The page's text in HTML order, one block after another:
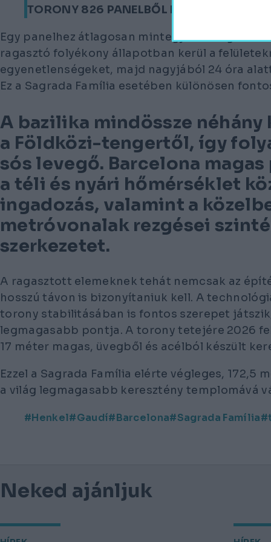
TORONY 826 PANELBŐL ÉS TÖBB MINT
Egy panelhez átlagosan mintegy 30
ragasztó folyékony állapotban kerül a
egyenetlenségeket, majd nagyjából 24 óra
Ez a Sagrada Família esetében különösen
A bazilika mindössze
a Földközi-tengertől, így
sós levegő. Barcelona
a téli és nyári hőmérséklet
ingadozás, valamint a
metróvonalak rezgései
szerkezetet.
A ragasztott elemeknek tehát nemcsak az
hosszú távon is bizonyítaniuk kell. A
torony stabilitásában is fontos szerepet
legmagasabb pontja. A torony tetejére 2026
17 méter magas, üvegből és acélból készült
Ezzel a Sagrada Família elérte végleges, 172,5
a világ legmagasabb keresztény templomává
Henkel Gaudí Barcelona Sagrada Família
Neked ajánljuk